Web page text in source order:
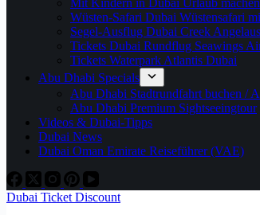
Mit Kindern in Dubai Urlaub machen
Wüsten-Safari Dubai Wüstensafari
Segel-Ausflug Dubai Creek
Tickets Dubai Rundflug Seawings
Tickets Waterpark Atlantis Dubai
Abu Dhabi Specials
Abu Dhabi Stadtrundfahrt buchen /
Abu Dhabi Premium Sightseeingtour
Videos & Dubai-Tipps
Dubai News
Dubai Oman Emirate Reiseführer (VAE)
Dubai Ticket Discount